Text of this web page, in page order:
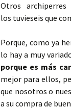
Otros
los tuvieseis que
Porque, como ya
lo hay a muy
porque es más
mejor para ellos,
que nosotros o
a su compra de